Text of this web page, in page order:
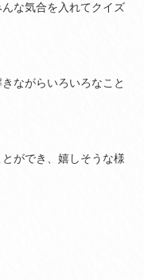
な気合を入れてクイズ
ながらいろいろなこと
ができ、嬉しそうな様